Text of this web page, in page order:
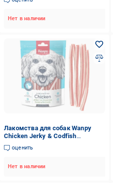
Нет в наличии
Лакомства для собак Wanpy
Chicken Jerky & Codfish
Sandwiches курица с треской
100 г
оценить
Нет в наличии